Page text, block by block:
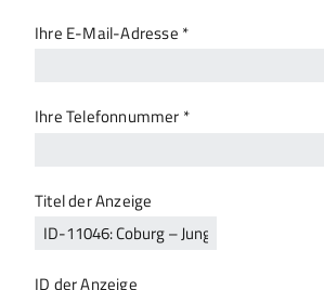
Ihre E-Mail-Adresse *
Ihre Telefonnummer *
Titel der Anzeige
ID der Anzeige